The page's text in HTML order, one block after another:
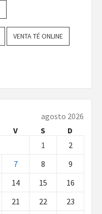
VENTA TÉ ONLINE
agosto 2026
V S
D
1
2
7 8
9
14 15
16
21 22
23